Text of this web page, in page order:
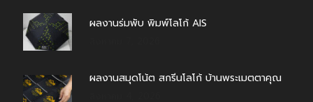
ผลงานร่มพับ พิมพ์โลโก้ AIS
ผลงานสมุดโน้ต สกรีนโลโก้ บ้านพระเมตตาคุณ